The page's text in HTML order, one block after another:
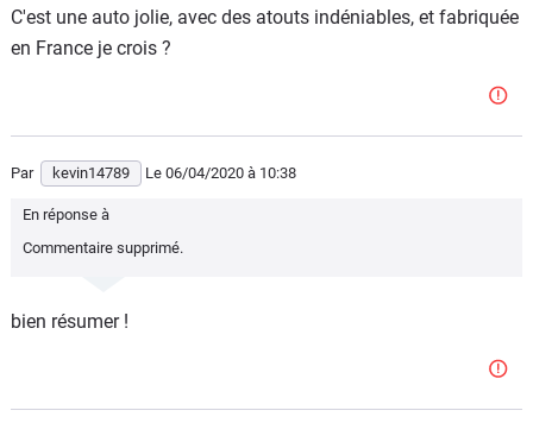
C'est une auto jolie, avec des atouts indéniables, et fabriquée
en France je crois ?
Par kevin14789 Le 06/04/2020 à 10:38
En réponse à
Commentaire supprimé.
bien résumer !